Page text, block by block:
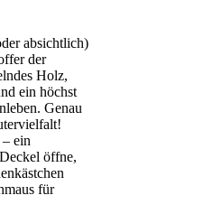
absichtlich)
der
Holz,
ein höchst
Genau
ein
öffne,
für